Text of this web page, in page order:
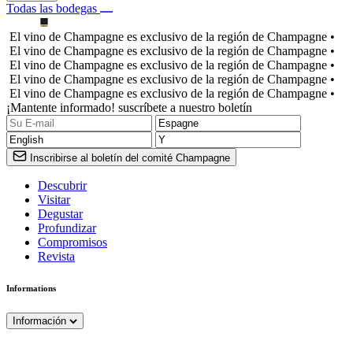
Todas las bodegas
El vino de Champagne es exclusivo de la región de Champagne •
El vino de Champagne es exclusivo de la región de Champagne •
El vino de Champagne es exclusivo de la región de Champagne •
El vino de Champagne es exclusivo de la región de Champagne •
El vino de Champagne es exclusivo de la región de Champagne •
¡Mantente informado! suscríbete a nuestro boletín
Inscribirse al boletín del comité Champagne
Descubrir
Visitar
Degustar
Profundizar
Compromisos
Revista
Informations
Información